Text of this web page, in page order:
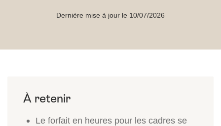
Dernière mise à jour le 10/07/2026
Le forfait en heures pour les cadres se